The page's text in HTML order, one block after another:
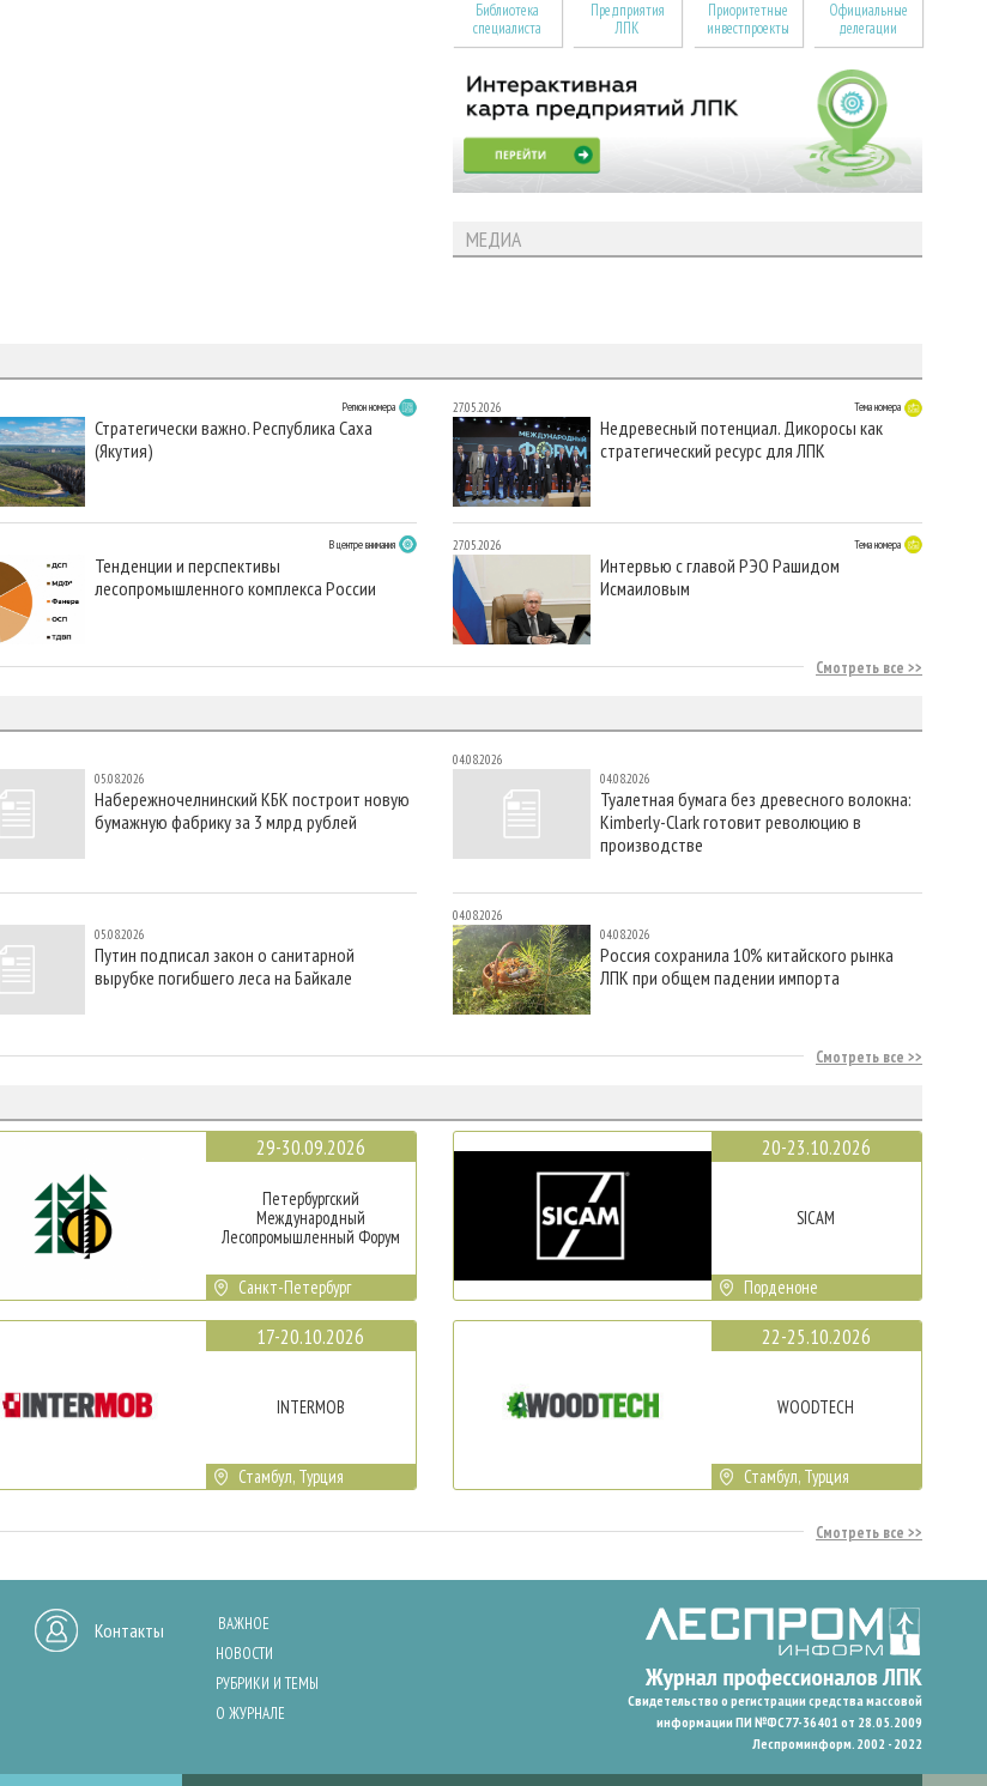
Библиотека
специалиста
Предприятия
ЛПК
Приоритетные
инвестпроекты
Официальные
делегации
МЕДИА
Регион номера
Стратегически важно. Республика Саха
(Якутия)
В центре внимания
Тенденции и перспективы
лесопромышленного комплекса России
27.05.2026 Тема номера
Недревесный потенциал. Дикоросы как
стратегический ресурс для ЛПК
27.05.2026 Тема номера
Интервью с главой РЭО Рашидом
Исмаиловым
Смотреть все
05.08.2026
Набережночелнинский КБК построит новую
бумажную фабрику за 3 млрд рублей
05.08.2026
Путин подписал закон о санитарной
вырубке погибшего леса на Байкале
04.08.2026
04.08.2026
Туалетная бумага без древесного волокна:
Kimberly-Clark готовит революцию в
производстве
04.08.2026
04.08.2026
Россия сохранила 10% китайского рынка
ЛПК при общем падении импорта
Смотреть все
29-30.09.2026
Петербургский
Международный
Лесопромышленный Форум
Санкт-Петербург
17-20.10.2026
INTERMOB
Стамбул, Турция
20-23.10.2026
SICAM
Порденоне
22-25.10.2026
WOODTECH
Стамбул, Турция
Смотреть все
Контакты
ВАЖНОЕ
НОВОСТИ
РУБРИКИ И ТЕМЫ
О ЖУРНАЛЕ
Свидетельство о регистрации средства массовой
информации ПИ №ФС77-36401 от 28.05.2009
Леспроминформ. 2002 - 2022